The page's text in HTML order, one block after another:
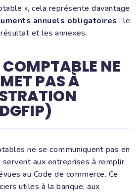
», cela représente davantage
annuels obligatoires : le
et les annexes.
COMPTABLE NE
PAS À
ne se communiquent pas en
servent aux entreprises à remplir
au Code de commerce. Ce
utiles à la banque, aux